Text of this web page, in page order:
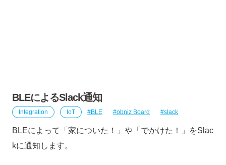
BLEによるSlack通知
Integration IoT BLE obniz Board slack
BLEによって「家についた！」や「でかけた！」をSlac
kに通知します。